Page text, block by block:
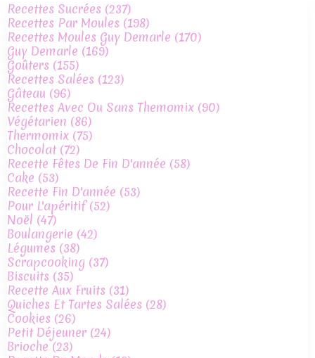
Recettes Sucrées (237)
Recettes Par Moules (198)
Recettes Moules Guy Demarle (170)
Guy Demarle (169)
Goûters (155)
Recettes Salées (123)
Gâteau (96)
Recettes Avec Ou Sans Themomix (90)
Végétarien (86)
Thermomix (75)
Chocolat(72)
Recette Fêtes De Fin D'année (58)
Cake (53)
Recette Fin D'année (53)
Pour L'apéritif(52)
Noël (47)
Boulangerie (42)
Légumes (38)
Scrapcooking (37)
Biscuits (35)
Recette Aux Fruits (31)
Quiches Et Tartes Salées (28)
Cookies (26)
Petit Déjeuner (24)
Brioche(23)